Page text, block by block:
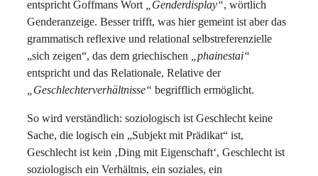
entspricht Goffmans Wort
„Genderdisplay“, wörtlich
Genderanzeige. Besser trifft, was hier gemeint ist aber das
grammatisch reflexive und relational selbstreferenzielle
„sich zeigen“, das dem griechischen
„phainestai“
entspricht und das Relationale, Relative der
„Geschlechterverhältnisse“ begrifflich ermöglicht.
So wird verständlich: soziologisch ist Geschlecht keine
Sache, die logisch ein „Subjekt mit Prädikat“ ist,
Geschlecht ist kein ‚Ding mit Eigenschaft‘, Geschlecht ist
soziologisch ein Verhält­nis, ein soziales, ein